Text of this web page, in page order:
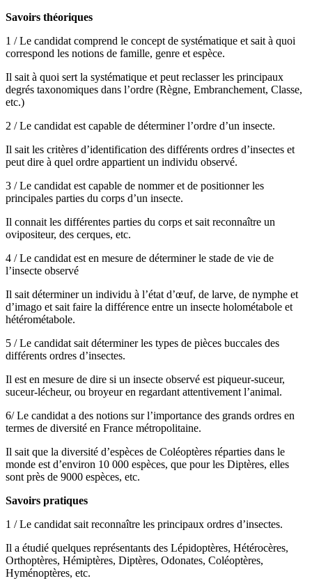
Savoirs théoriques
1 / Le candidat comprend le concept de systématique et sait à quoi
correspond les notions de famille, genre et espèce.
Il sait à quoi sert la systématique et peut reclasser les principaux
degrés taxonomiques dans l’ordre (Règne, Embranchement, Classe,
etc.)
2 / Le candidat est capable de déterminer l’ordre d’un insecte.
Il sait les critères d’identification des différents ordres d’insectes et
peut dire à quel ordre appartient un individu observé.
3 / Le candidat est capable de nommer et de positionner les
principales parties du corps d’un insecte.
Il connait les différentes parties du corps et sait reconnaître un
ovipositeur, des cerques, etc.
4 / Le candidat est en mesure de déterminer le stade de vie de
l’insecte observé
Il sait déterminer un individu à l’état d’œuf, de larve, de nymphe et
d’imago et sait faire la différence entre un insecte holométabole et
hétérométabole.
5 / Le candidat sait déterminer les types de pièces buccales des
différents ordres d’insectes.
Il est en mesure de dire si un insecte observé est piqueur-suceur,
suceur-lécheur, ou broyeur en regardant attentivement l’animal.
6/ Le candidat a des notions sur l’importance des grands ordres en
termes de diversité en France métropolitaine.
Il sait que la diversité d’espèces de Coléoptères réparties dans le
monde est d’environ 10 000 espèces, que pour les Diptères, elles
sont près de 9000 espèces, etc.
Savoirs pratiques
1 / Le candidat sait reconnaître les principaux ordres d’insectes.
Il a étudié quelques représentants des Lépidoptères, Hétérocères,
Orthoptères, Hémiptères, Diptères, Odonates, Coléoptères,
Hyménoptères, etc.